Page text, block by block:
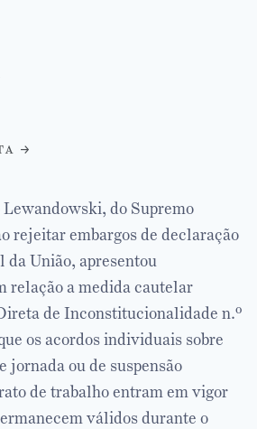
do Supremo
rejeitar embargos de declaração
da União, apresentou
relação a medida cautelar
de Inconstitucionalidade n.º
os acordos individuais sobre
jornada ou de suspensão
de trabalho entram em vigor
válidos durante o